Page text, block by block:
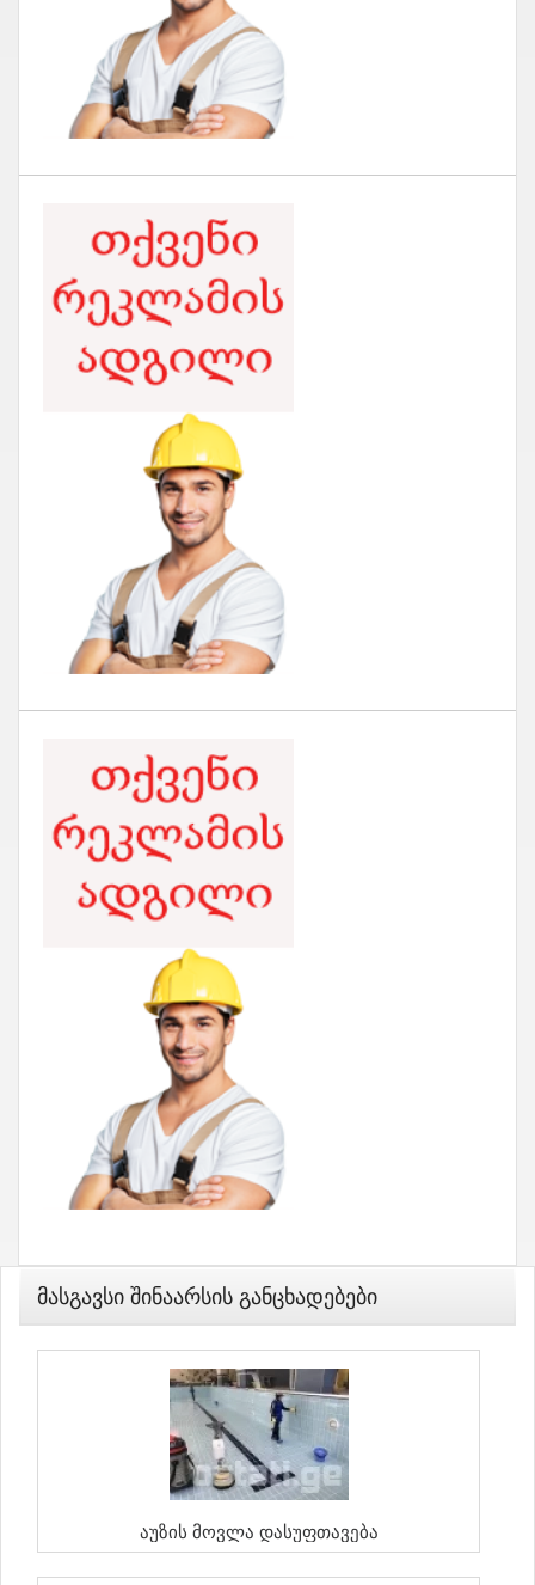
Მასგავსი Შინაარსის Განცხადებები
Აუზის Მოვლა Დასუფთავება